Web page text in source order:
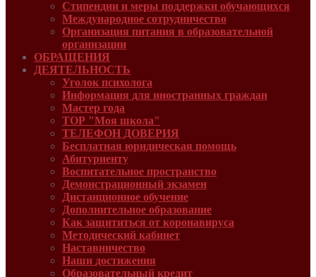
Стипендии и меры поддержки обучающихся
Международное сотрудничество
Организация питания в образовательной
организации
ОБРАЩЕНИЯ
ДЕЯТЕЛЬНОСТЬ
Уголок психолога
Информация для иностранных граждан
Мастер года
ТОР "Моя школа"
ТЕЛЕФОН ДОВЕРИЯ
Бесплатная юридическая помощь
Абитуриенту
Воспитательное пространство
Демонстрационный экзамен
Дистанционное обучение
Дополнительное образование
Как защититься от коронавируса
Методический кабинет
Наставничество
Наши достижения
Образовательный кредит